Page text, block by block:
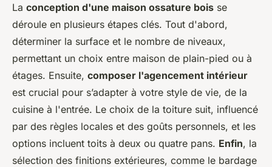
La conception d'une maison ossature bois se
déroule en plusieurs étapes clés. Tout d'abord,
déterminer la surface et le nombre de niveaux,
permettant un choix entre maison de plain-pied ou à
étages. Ensuite, composer l'agencement intérieur
est crucial pour s’adapter à votre style de vie, de la
cuisine à l'entrée. Le choix de la toiture suit, influencé
par des règles locales et des goûts personnels, et les
options incluent toits à deux ou quatre pans. Enfin, la
sélection des finitions extérieures, comme le bardage